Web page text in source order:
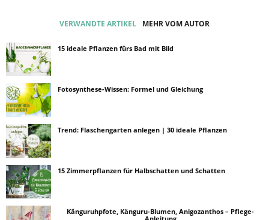
VERWANDTE ARTIKEL MEHR VOM AUTOR
15 ideale Pflanzen fürs Bad mit Bild
Fotosynthese-Wissen: Formel und Gleichung
Trend: Flaschengarten anlegen | 30 ideale Pflanzen
15 Zimmerpflanzen für Halbschatten und Schatten
Känguruhpfote, Känguru-Blumen, Anigozanthos – Pflege-